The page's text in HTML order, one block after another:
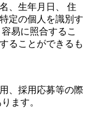
、生年月日、 住
定の個人を識別す
易に照合するこ
ることができるも
、採用応募等の際
ます。